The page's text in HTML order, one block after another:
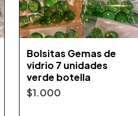
Bolsitas Gemas de
vidrio 7 unidades
verde botella
$1.000